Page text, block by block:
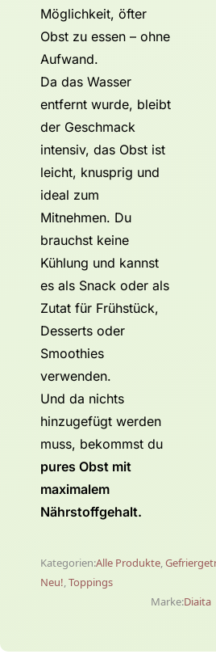
Möglichkeit, öfter
Obst zu essen – ohne
Aufwand.
Da das Wasser
entfernt wurde, bleibt
der Geschmack
intensiv, das Obst ist
leicht, knusprig und
ideal zum
Mitnehmen. Du
brauchst keine
Kühlung und kannst
es als Snack oder als
Zutat für Frühstück,
Desserts oder
Smoothies
verwenden.
Und da nichts
hinzugefügt werden
muss, bekommst du
pures Obst mit
maximalem
Nährstoffgehalt.
Kategorien:Alle Produkte,
Neu!,Toppings
Marke:Diaita